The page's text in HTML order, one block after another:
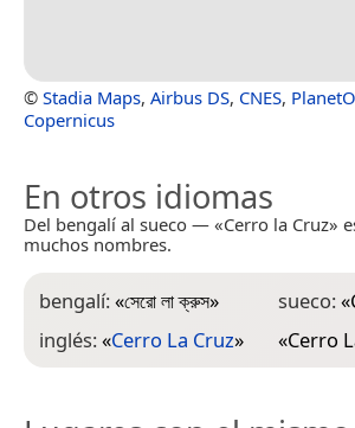
© Stadia Maps, Airbus DS, CNES,
Copernicus
En otros idiomas
Del bengalí al sueco — «Cerro la Cruz»
muchos nombres.
bengalí:«সেরো লা ক্রুস»
inglés:«Cerro La Cruz»
sueco:«
«Cerro